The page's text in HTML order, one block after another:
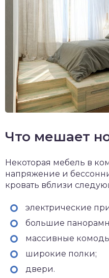
Что мешает
Некоторая мебель в
напряжение и
кровать вблизи
электрические
большие
массивные
широкие полки;
двери.